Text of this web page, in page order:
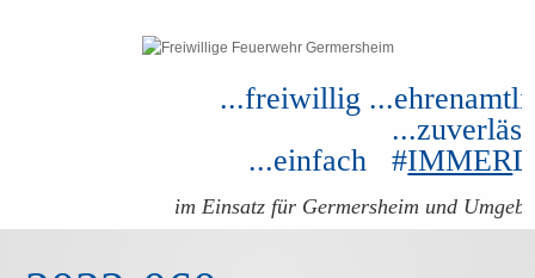
...freiwillig
...einfach #IMMER
im Einsatz für Germersheim und